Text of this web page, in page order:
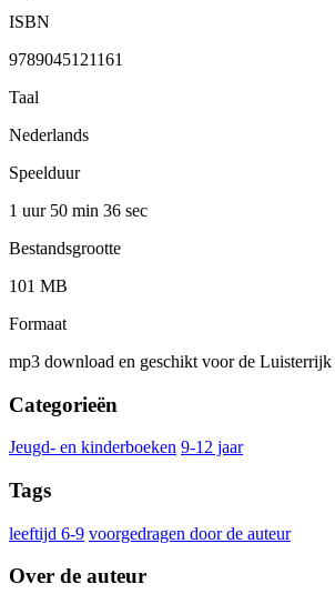
ISBN
9789045121161
Taal
Nederlands
Speelduur
1 uur 50 min 36 sec
Bestandsgrootte
101 MB
Formaat
mp3 download en geschikt voor de Luisterrijk
Categorieën
Jeugd- en kinderboeken 9-12 jaar
Tags
leeftijd 6-9 voorgedragen door de auteur
Over de auteur